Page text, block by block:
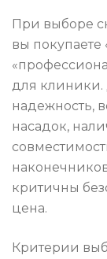
При выборе
вы покупаете
для клиники.
надежность,
насадок,
критичны
цена.
Критерии